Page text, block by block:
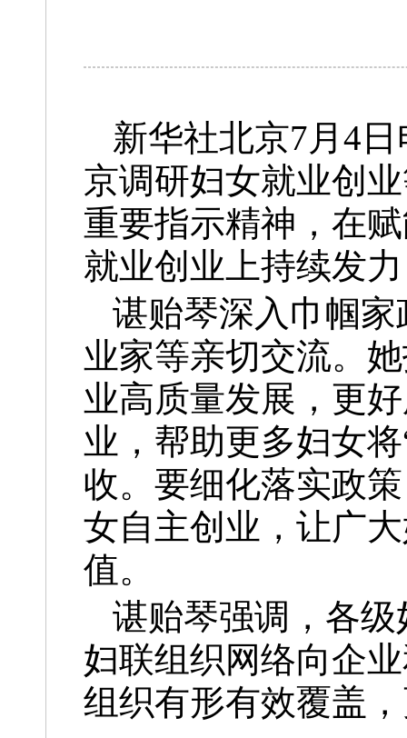
新华社北京7月4
京调研妇女就业创
重要指示精神，在
就业创业上持续发
谌贻琴深入巾帼
业家等亲切交流。
业高质量发展，更
业，帮助更多妇女
收。要细化落实政
女自主创业，让广
值。
谌贻琴强调，各
妇联组织网络向企
组织有形有效覆盖